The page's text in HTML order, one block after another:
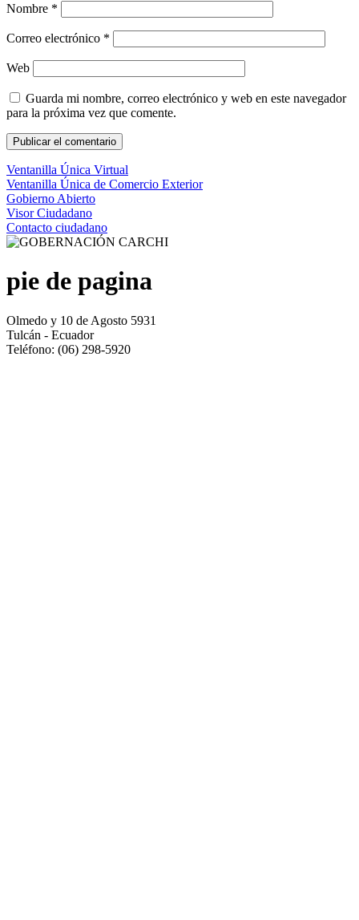
Nombre *
Correo electrónico *
Web
Guarda mi nombre, correo electrónico y web en este navegador
para la próxima vez que comente.
Ventanilla Única Virtual
Ventanilla Única de Comercio Exterior
Gobierno Abierto
Visor Ciudadano
Contacto ciudadano
pie de pagina
Olmedo y 10 de Agosto 5931
Tulcán - Ecuador
Teléfono: (06) 298-5920